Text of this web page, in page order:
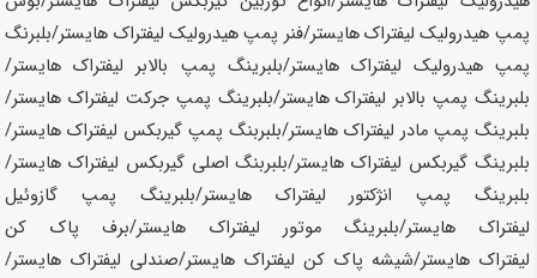
پمپ هیدرولیک لیفتراکهایستر/فنر پمپ هیدرولیک لیفتراک هایستر/بلبرنگ
پمپ هیدرولیک لیفتراک هایستر/بلبرینگ پمپ بالابر لیفتراکهایستر/
بلبرینگ پمپ بالابر لیفتراکهایستر/بلبرینگ پمپ جرکت لیفتراکهایستر/
بلبرینگ پمپ مادر لیفتراک هایستر/بلبربنگ پمپ گیربکس لیفتراکهایستر/
بلبرینگ گیربکس لیفتراکهایستر/بلبربنگ اصلی گیربکس لیفتراکهایستر/
بلبرینگ پمپ انژکتور لیفتراک هایستر/بلبرینگ پمپ گازوئیل
لیفتراک هایستر/بلبرینگ موتور لیفتراک هایستر/برف پاک کن
لیفتراک هایستر/شیشه پاک کن لیفتراک هایستر/صندلی لیفتراک هایستر/